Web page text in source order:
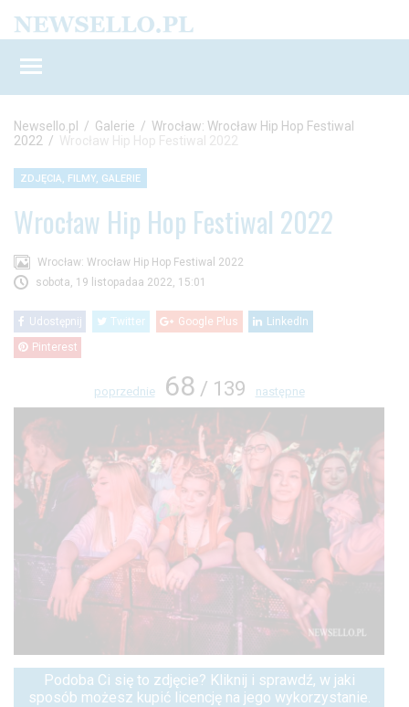
Newsello.pl / Galerie / Wrocław: Wrocław Hip Hop Festiwal
2022 / Wrocław Hip Hop Festiwal 2022
ZDJĘCIA, FILMY, GALERIE
Wrocław Hip Hop Festiwal 2022
Wrocław: Wrocław Hip Hop Festiwal 2022
sobota, 19 listopadaa 2022, 15:01
Udostępnij Twitter Google Plus LinkedIn
Pinterest
poprzednie 68 / 139 następne
Podoba Ci się to zdjęcie? Kliknij i sprawdź, w jaki
sposób możesz kupić licencję na jego wykorzystanie.